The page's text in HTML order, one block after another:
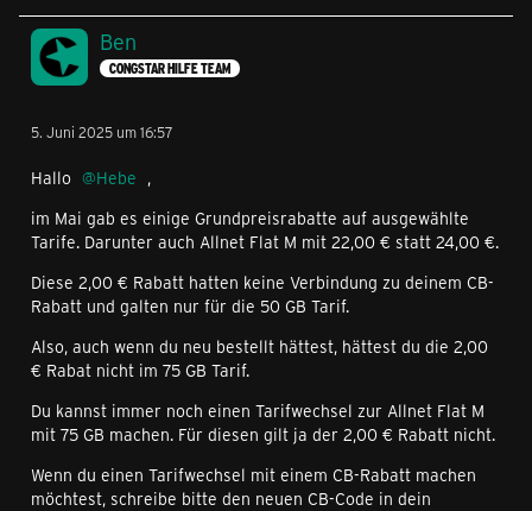
Ben
CONGSTAR HILFE TEAM
5. Juni 2025 um 16:57
Hallo Hebe ,
im Mai gab es einige Grundpreisrabatte auf ausgewählte
Tarife. Darunter auch Allnet Flat M mit 22,00 € statt 24,00 €.
Diese 2,00 € Rabatt hatten keine Verbindung zu deinem CB-
Rabatt und galten nur für die 50 GB Tarif.
Also, auch wenn du neu bestellt hättest, hättest du die 2,00
€ Rabat nicht im 75 GB Tarif.
Du kannst immer noch einen Tarifwechsel zur Allnet Flat M
mit 75 GB machen. Für diesen gilt ja der 2,00 € Rabatt nicht.
Wenn du einen Tarifwechsel mit einem CB-Rabatt machen
möchtest, schreibe bitte den neuen CB-Code in dein